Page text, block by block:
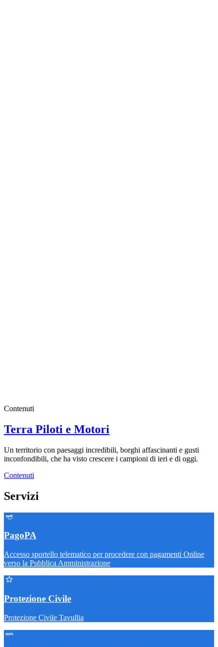
Contenuti
Terra Piloti e Motori
Un territorio con paesaggi incredibili, borghi affascinanti e gusti
inconfondibili, che ha visto crescere i campioni di ieri e di oggi.
Contenuti
Servizi
PagoPA
Accesso sportello telematico per procedere con pagamenti Online
verso la Pubblica Amministrazione
Protezione Civile
Protezione Civile Tavullia